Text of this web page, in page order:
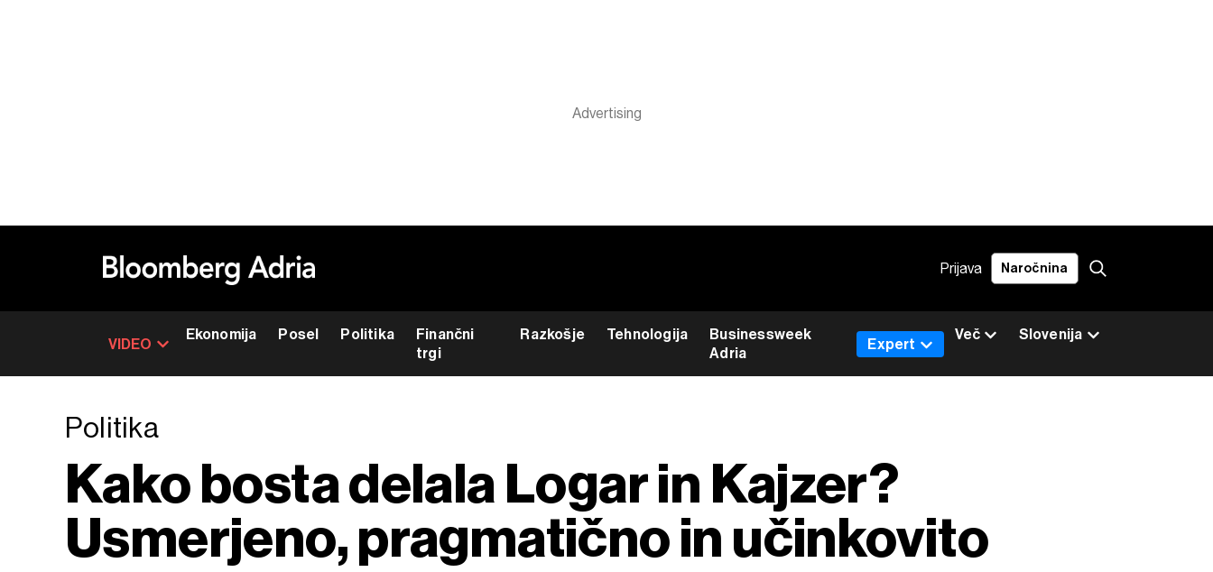
Prijava Naročnina
VIDEO
Ekonomija Posel Politika
Finančni
trgi
Razkošje Tehnologija
Businessweek
Adria
Slovenija
Expert
Več
Politika
Kako bosta delala Logar in Kajzer?
Usmerjeno, pragmatično in učinkovito